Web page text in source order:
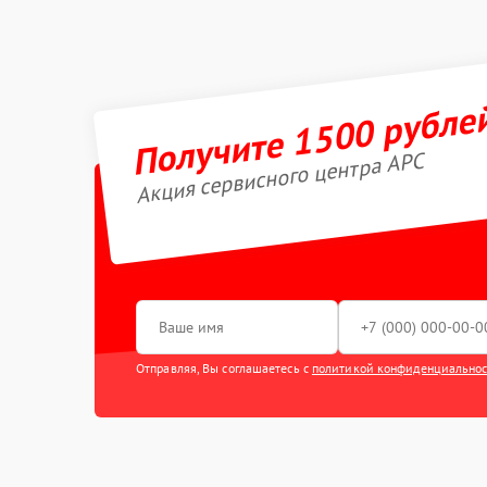
Получите 1500
Акция сервисного центра APC
Отправляя, Вы соглашаетесь с политикой